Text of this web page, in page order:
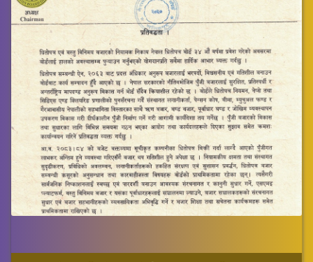
नेपाल धितोपत्र बोर्ड र गैर आवासीय नेपालीका प्रतिनिधि बीच छलफल तथा
अन्तरक्रिया कार्यक्रम सम्पन्न ।
News
माननीय अर्थमन्त्री डा. स्वर्णिम वाग्लेज्यूबाट बोर्डको भ्रमण गरी नियामकीय
गुणस्तर (Regulatory Quality) बढाउँदै उच्च नैतिकतासहित पूँजी बजार
विकास कार्य अगाडि बढाउन निर्देशन
News
बोर्ड तथा नेपाल आर्थिक पत्रकार संघ (नाफिज) का पदाधिकारीबीच छलफल
तथा अन्तरक्रिया सम्पन्न।
Notices
मुद्दती खातामा लगानी गर्ने प्रक्रिया रद्द गरिएको सूचना ।